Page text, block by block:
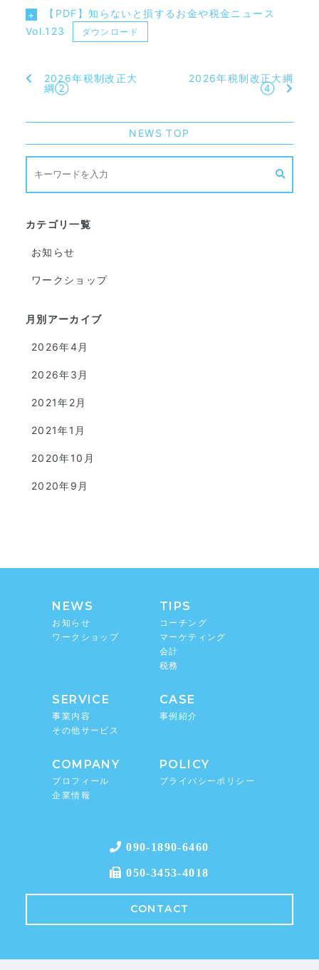
【PDF】知らないと損するお金や税金ニュース
Vol.123
ダウンロード
2026年税制改正大
綱②
2026年税制改正大綱
④
NEWS TOP
カテゴリ一覧
お知らせ
ワークショップ
月別アーカイブ
2026年4月
2026年3月
2021年2月
2021年1月
2020年10月
2020年9月
NEWS
お知らせ
ワークショップ
TIPS
コーチング
マーケティング
会計
税務
SERVICE
事業内容
その他サービス
CASE
事例紹介
COMPANY
プロフィール
企業情報
POLICY
プライバシーポリシー
090-1890-6460
050-3453-4018
CONTACT